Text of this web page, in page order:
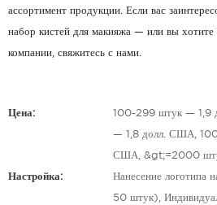
ассортимент продукции. Если вас
набор кистей для макияжа — или вы
компании, свяжитесь с нами.
Цена: 100-299 штук — 1,9
— 1,8 долл. США,
США, &gt;=2000
Настройка: Нанесение логотипа
50 штук),